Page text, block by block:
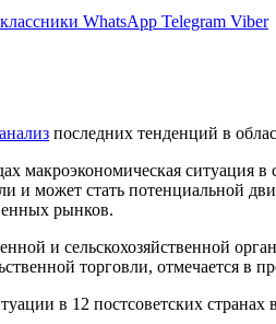
WhatsApp Telegram Viber
анализ последних тенденций в
макроэкономическая ситуация
и может стать потенциальной
рынков.
и сельскохозяйственной
торговли, отмечается в
в 12 постсоветских